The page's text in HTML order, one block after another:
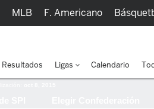
MLB F. Americano
Resultados Ligas Calendario